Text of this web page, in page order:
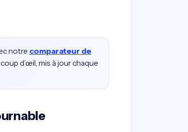
notre comparateur de
d’œil, mis à jour chaque